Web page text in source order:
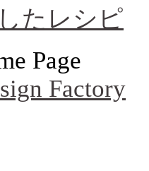
たレシピ
Page
Factory